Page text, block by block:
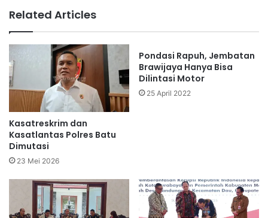
Related Articles
Kasatreskrim dan
Kasatlantas Polres Batu
Dimutasi
23 Mei 2026
Pondasi Rapuh, Jembatan
Brawijaya Hanya Bisa
Dilintasi Motor
25 April 2022